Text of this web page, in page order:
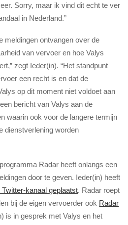
Sorry, maar ik vind dit echt te ver
in Nederland.”
meldingen ontvangen over de
van vervoer en hoe Valys
zegt Ieder(in). “Het standpunt
een recht is en dat de
op dit moment niet voldoet aan
bericht van Valys aan de
waarin ook voor de langere termijn
dienstverlening worden
Radar heeft onlangs een
door te geven. Ieder(in) heeft
kanaal geplaatst. Radar roept
bij de eigen vervoerder ook Radar
is in gesprek met Valys en het